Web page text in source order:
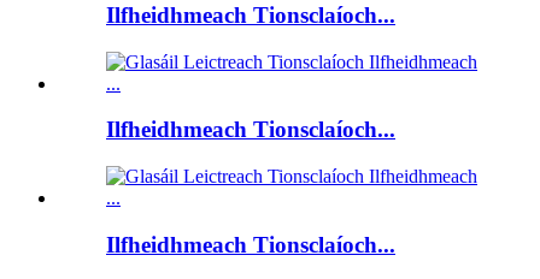
Ilfheidhmeach Tionsclaíoch...
Ilfheidhmeach Tionsclaíoch...
Ilfheidhmeach Tionsclaíoch...